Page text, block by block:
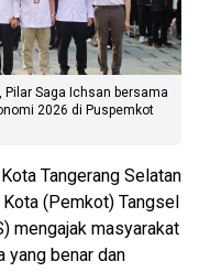
Pilar Saga Ichsan bersama
2026 di Puspemkot
Tangerang Selatan
(Pemkot) Tangsel
mengajak masyarakat
benar dan